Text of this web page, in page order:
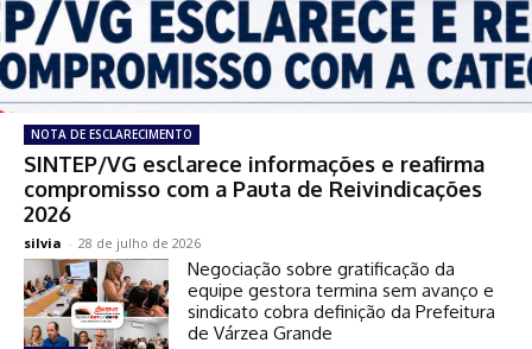
NOTA DE ESCLARECIMENTO
SINTEP/VG esclarece informações e reafirma
compromisso com a Pauta de Reivindicações
2026
silvia - 28 de julho de 2026
Negociação sobre gratificação da
equipe gestora termina sem avanço e
sindicato cobra definição da Prefeitura
de Várzea Grande